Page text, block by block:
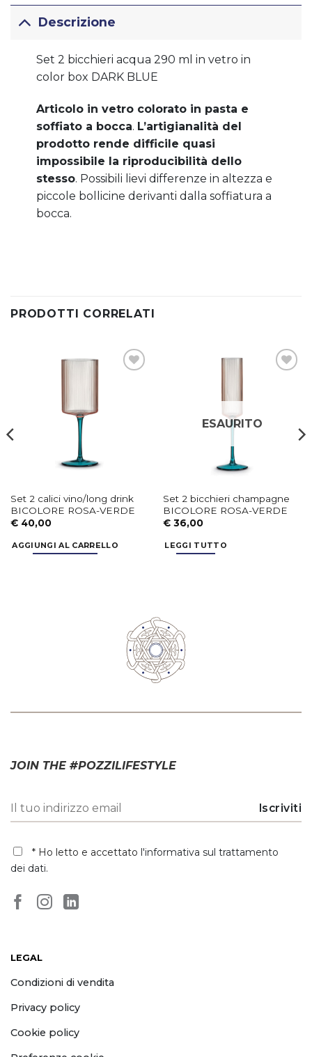
Descrizione
Set 2 bicchieri acqua 290 ml in vetro in
color box DARK BLUE
Articolo in vetro colorato in pasta e
soffiato a bocca. L’artigianalità del
prodotto rende difficile quasi
impossibile la riproducibilità dello
stesso. Possibili lievi differenze in altezza e
piccole bollicine derivanti dalla soffiatura a
bocca.
PRODOTTI CORRELATI
Set 2 calici vino/long drink
BICOLORE ROSA-VERDE
€40,00
AGGIUNGI AL CARRELLO
ESAURITO
Set 2 bicchieri champagne
BICOLORE ROSA-VERDE
€36,00
LEGGI TUTTO
JOIN THE #POZZILIFESTYLE
* Ho letto e accettato l'informativa sul trattamento
dei dati.
LEGAL
Condizioni di vendita
Privacy policy
Cookie policy